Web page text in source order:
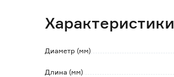
Характеристики
Диаметр (мм)
Длина (мм)